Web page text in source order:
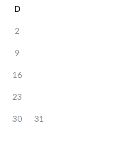
D
2
9
16
23
30 31